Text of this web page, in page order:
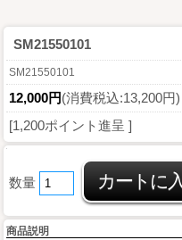
SM21550101
SM21550101
12,000円(消費税込:13,200円)
[1,200ポイント進呈 ]
数量
商品説明